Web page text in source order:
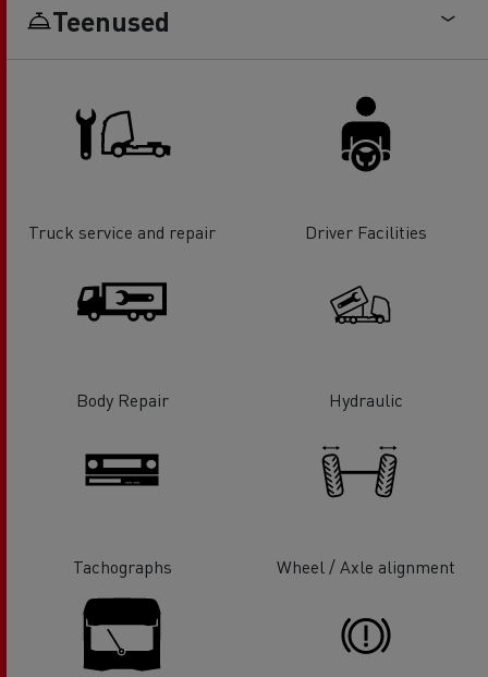
Teenused
Truck service and repair Driver Facilities
Body Repair Hydraulic
Tachographs Wheel / Axle alignment